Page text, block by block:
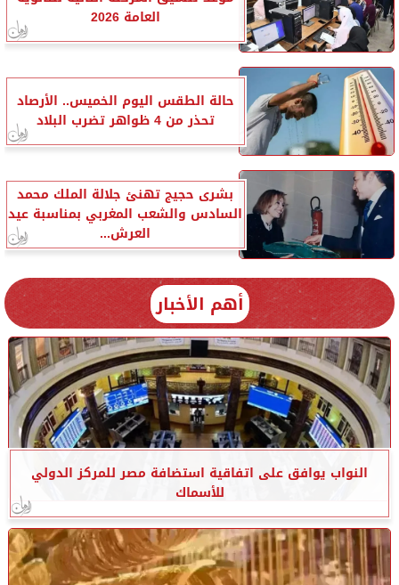
العامة 2026
حالة الطقس اليوم الخميس.. الأرصاد
تحذر من 4 ظواهر تضرب البلاد
بشرى حجيج تهنئ جلالة الملك محمد
السادس والشعب المغربي بمناسبة عيد
العرش...
أهم الأخبار
النواب يوافق على اتفاقية استضافة مصر للمركز الدولي
للأسماك